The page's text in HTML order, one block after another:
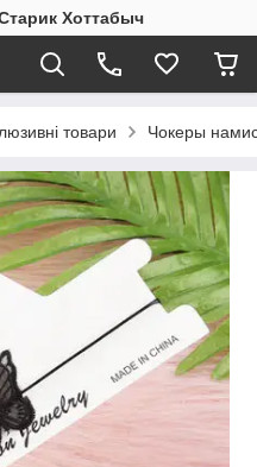
Хоттабыч
товари Чокеры